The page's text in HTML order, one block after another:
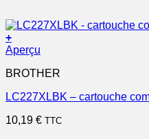
+
Aperçu
BROTHER
LC227XLBK – cartouche
10,19 € TTC